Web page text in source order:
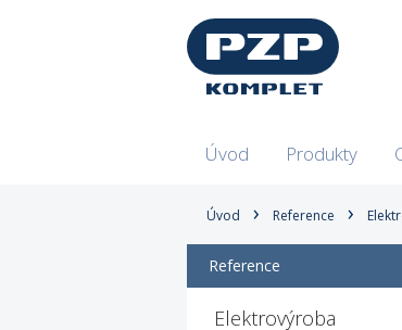
Úvod Produkty
Úvod Reference
Reference
Elektrovýroba